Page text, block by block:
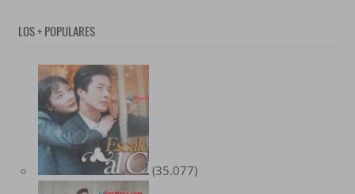
LOS + POPULARES
(35.077)